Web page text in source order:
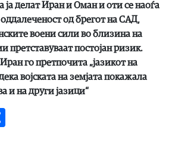
ја делат Иран и Оман и оти се наоѓа
од брегот на САД,
воени сили во близина на
претставуваат постојан ризик.
го претпочита „јазикот на
војската на земјата покажала
и на други јазици“